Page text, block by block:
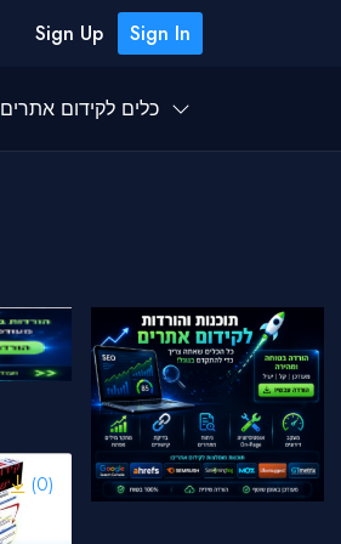
Sign Up Sign In
כלים לקידום אתרים
(0)